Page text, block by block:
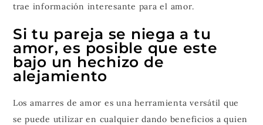
trae información interesante para el amor.
Si tu pareja se niega a tu
amor, es posible que este
bajo un hechizo de
alejamiento
Los amarres de amor es una herramienta versátil que
se puede utilizar en cualquier dando beneficios a quien